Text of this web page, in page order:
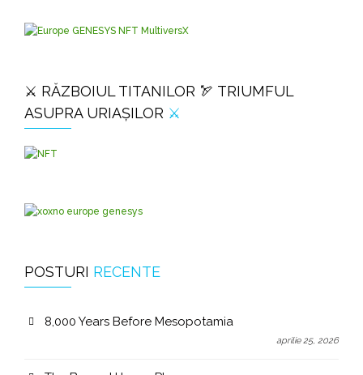
⚔️ RĂZBOIUL TITANILOR 🏹 TRIUMFUL
ASUPRA URIAȘILOR ⚔️
POSTURI RECENTE
8,000 Years Before Mesopotamia
aprilie 25, 2026